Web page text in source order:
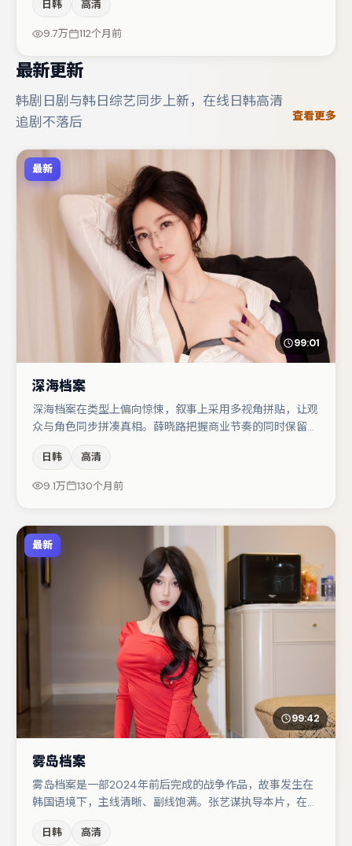
村拓哉的对手戏构成全片情感锚点，张颂文则以细节塑造推
动谜题层层揭开。整体完成度较高，适合周末一口气追完。
日韩 高清
9.7万 112个月前
最新更新
韩剧日剧与韩日综艺同步上新，在线日韩高清
追剧不落后
查看更多
最新
99:01
深海档案
深海档案在类型上偏向惊悚，叙事上采用多视角拼贴，让观
众与角色同步拼凑真相。薛晓路把握商业节奏的同时保留人
手戏构成全片情感锚点，赵丽颖则以细节塑造推动谜题层层
揭开。整体完成度较高，适合周末一口气追完。
日韩 高清
9.1万 130个月前
最新
99:42
雾岛档案
雾岛档案是一部2024年前后完成的战争作品，故事发生在
韩国语境下，主线清晰、副线饱满。张艺谋执导本片，在场
主演阵容包括白宇、文淇、张译等，角色动机前后呼应，适
日韩 高清